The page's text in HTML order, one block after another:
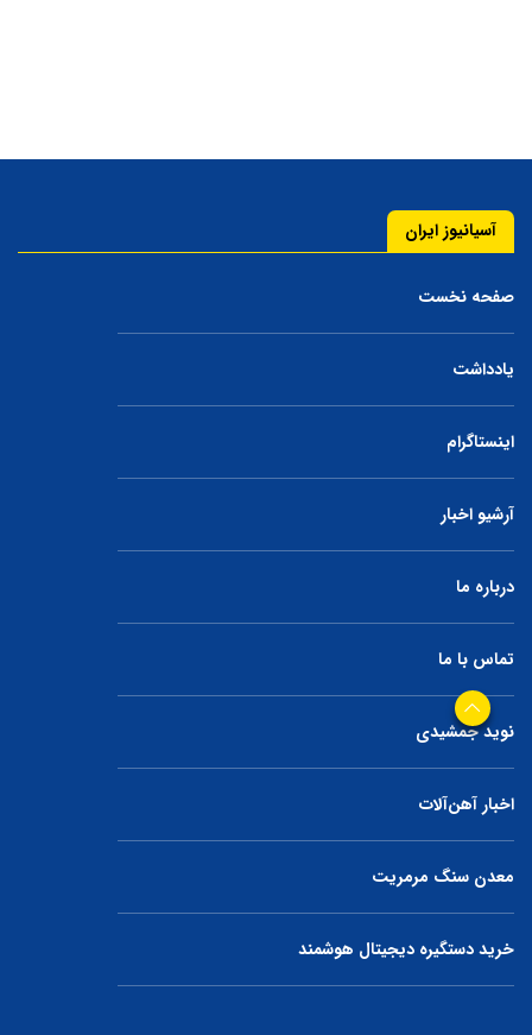
آسیانیوز ایران
صفحه نخست
یادداشت
اینستاگرام
آرشیو اخبار
درباره ما
تماس با ما
نوید جمشیدی
اخبار آهن‌آلات
معدن سنگ مرمریت
خرید دستگیره دیجیتال هوشمند